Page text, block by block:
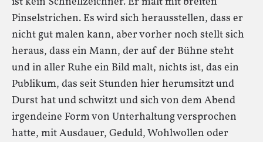
Pinselstrichen. Es wird sich herausstellen, dass er
nicht gut malen kann, aber vorher noch stellt sich
heraus, dass ein Mann, der auf der Bühne steht
und in aller Ruhe ein Bild malt, nichts ist, das ein
Publikum, das seit Stunden hier herumsitzt und
Durst hat und schwitzt und sich von dem Abend
irgendeine Form von Unterhaltung versprochen
hatte, mit Ausdauer, Geduld, Wohlwollen oder